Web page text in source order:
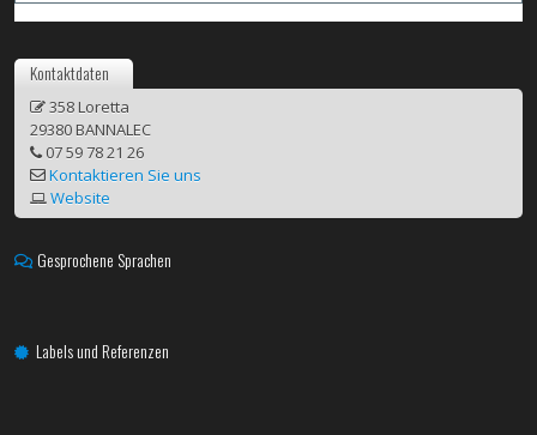
Kontaktdaten
358 Loretta
29380 BANNALEC
07 59 78 21 26
Kontaktieren Sie uns
Website
Gesprochene Sprachen
Labels und Referenzen